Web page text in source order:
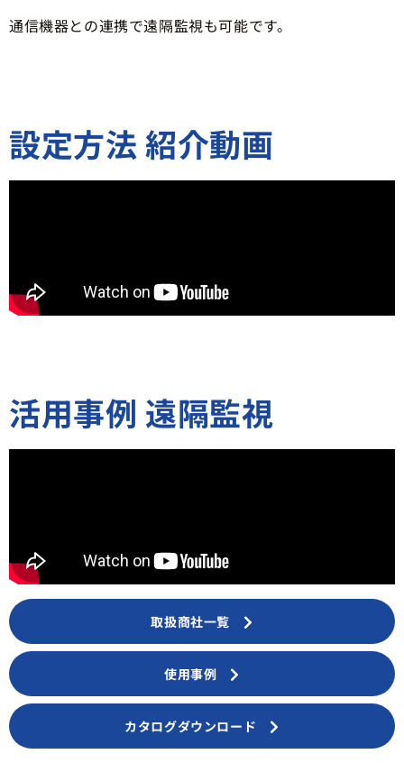
通信機器との連携で遠隔監視も可能です。
設定方法 紹介動画
活用事例 遠隔監視
取扱商社一覧
使用事例
カタログダウンロード